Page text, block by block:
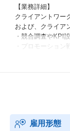
【業務詳細】
クライアントワー
および、クライア
・競合調査やKPI
・プロモーション
k）やWeb会議シ
・PCはMac Book
【組織・チームカ
雇用形態